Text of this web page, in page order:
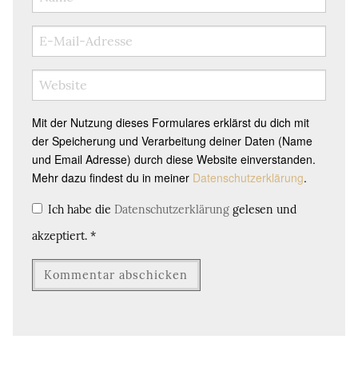
Mit der Nutzung dieses Formulares erklärst du dich mit
der Speicherung und Verarbeitung deiner Daten (Name
und Email Adresse) durch diese Website einverstanden.
Mehr dazu findest du in meiner Datenschutzerklärung.
Ich habe die Datenschutzerklärung gelesen und
akzeptiert. *